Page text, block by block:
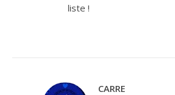
liste !
CARRE